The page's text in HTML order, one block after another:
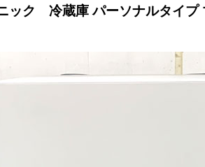
ク 冷蔵庫 パーソナルタイプ